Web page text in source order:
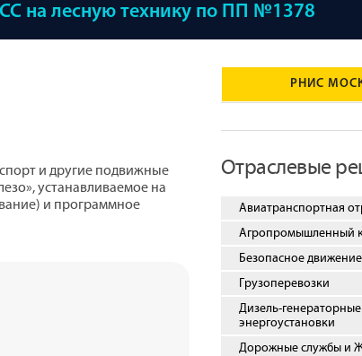
на лесную технику по ПП №1378
и другие подвижные
устанавливаемое на
и программное
РНИС
Отраслевые
Авиатранспортная
Агропромышленный
Безопасное движение
Грузоперевозки
Дизель-генераторные
энергоустановки
Дорожные службы и